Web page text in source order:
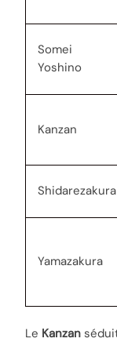
Somei
Yoshino
Kanzan
Shidarezakura
Yamazakura
Le Kanzan